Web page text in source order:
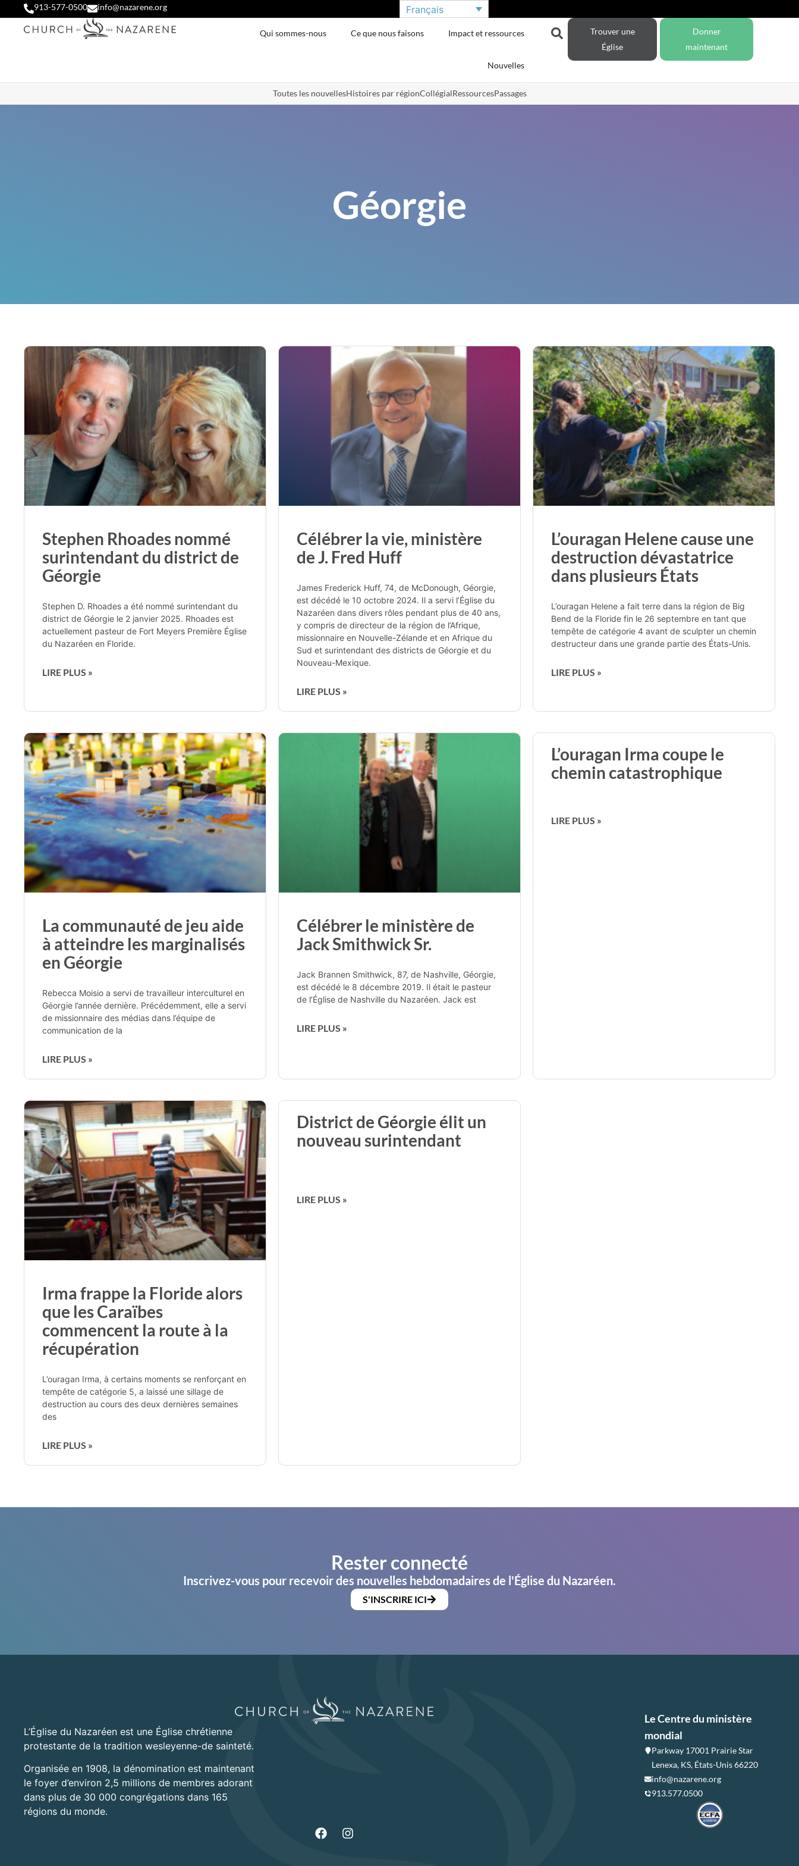
913-577-0500 info@nazarene.org Français
Qui sommes-nous Ce que nous faisons Impact et ressources
Nouvelles
Trouver une
Église
Donner
maintenant
Toutes les nouvellesHistoires par régionCollégialRessourcesPassages
Géorgie
Stephen Rhoades nommé
surintendant du district de
Géorgie
Stephen D. Rhoades a été nommé surintendant du
district de Géorgie le 2 janvier 2025. Rhoades est
actuellement pasteur de Fort Meyers Première Église
du Nazaréen en Floride.
LIRE PLUS »
Célébrer la vie, ministère
de J. Fred Huff
James Frederick Huff, 74, de McDonough, Géorgie,
est décédé le 10 octobre 2024. Il a servi l’Église du
Nazaréen dans divers rôles pendant plus de 40 ans,
y compris de directeur de la région de l’Afrique,
missionnaire en Nouvelle-Zélande et en Afrique du
Sud et surintendant des districts de Géorgie et du
Nouveau-Mexique.
LIRE PLUS »
L’ouragan Helene cause une
destruction dévastatrice
dans plusieurs États
L’ouragan Helene a fait terre dans la région de Big
Bend de la Floride fin le 26 septembre en tant que
tempête de catégorie 4 avant de sculpter un chemin
destructeur dans une grande partie des États-Unis.
LIRE PLUS »
La communauté de jeu aide
à atteindre les marginalisés
en Géorgie
Rebecca Moisio a servi de travailleur interculturel en
Géorgie l’année dernière. Précédemment, elle a servi
de missionnaire des médias dans l’équipe de
communication de la
LIRE PLUS »
Célébrer le ministère de
Jack Smithwick Sr.
Jack Brannen Smithwick, 87, de Nashville, Géorgie,
est décédé le 8 décembre 2019. Il était le pasteur
de l’Église de Nashville du Nazaréen. Jack est
LIRE PLUS »
L’ouragan Irma coupe le
chemin catastrophique
LIRE PLUS »
Irma frappe la Floride alors
que les Caraïbes
commencent la route à la
récupération
L’ouragan Irma, à certains moments se renforçant en
tempête de catégorie 5, a laissé une sillage de
destruction au cours des deux dernières semaines
des
LIRE PLUS »
District de Géorgie élit un
nouveau surintendant
LIRE PLUS »
Rester connecté
Inscrivez-vous pour recevoir des nouvelles hebdomadaires de l'Église du Nazaréen.
S'INSCRIRE ICI
L’Église du Nazaréen est une Église chrétienne
protestante de la tradition wesleyenne-de sainteté.
Organisée en 1908, la dénomination est maintenant
le foyer d’environ 2,5 millions de membres adorant
dans plus de 30 000 congrégations dans 165
régions du monde.
Le Centre du ministère
mondial
Parkway 17001 Prairie Star
Lenexa, KS, États-Unis 66220
info@nazarene.org
913.577.0500